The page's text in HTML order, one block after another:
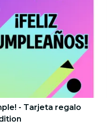
- Tarjeta regalo